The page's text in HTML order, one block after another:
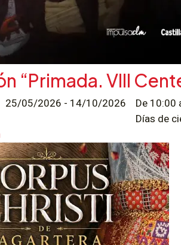
“Primada. VIII
25/05/2026 - 14/10/2026 De 10:00
Días de